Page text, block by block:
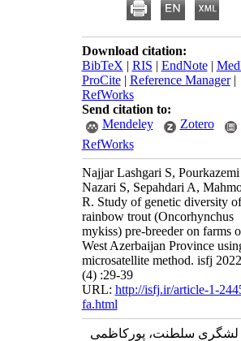
Download citation:
BibTeX | RIS | EndNote|
ProCite| Reference Manager|
RefWorks
Send citation to:
Mendeley
Zotero
RefWorks
Najjar Lashgari S,
Nazari S, Sepahdari A,
R. Study of genetic diversity of
rainbow trout (Oncorhynchus
mykiss) pre-breeder on farms
West Azerbaijan Province
microsatellite method. isfj
(4) :29-39
URL: http://isfj.ir/article-1-
fa.html
لشگری سلطنت، پورکاظمی